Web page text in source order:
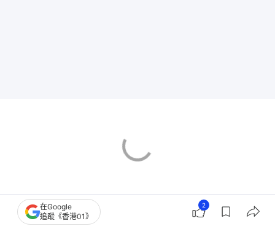
香港樓市 新盤市況 將軍澳區樓市
在Google
追蹤《香港01》
2